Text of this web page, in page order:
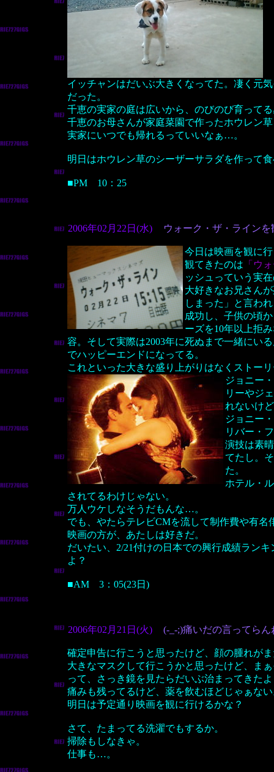
イッチャンはだいぶ大きくなってた。凄く元
だった。
千恵の実家の庭は広いから、のびのび育って
千恵のお母さんが家庭菜園で作ったホウレン
実家にいつでも帰れるっていいなぁ…。
明日はホウレン草のシーザーサラダを作って
■PM 10：25
2006年02月22日(水) ウォーク・ザ・ラインを
今日は映画を観に
観てきたのは 「ウ
ッシュっていう実
大好きなお兄さん
しまった」と言わ
成功し、子供の頃
ーズを10年以上拒
容。そして実際は2003年に死ぬまで一緒にい
でハッピーエンドになってる。
これといった大きな盛り上がりはなくストー
ジョニー
リーやジ
れないけ
ジョニー
リバー・
演技は素
てたし。
た。
ホテル・
されてるわけじゃない。
万人ウケしなそうだもんな…。
でも、やたらテレビCMを流して制作費や有
映画の方が、あたしは好きだ。
だいたい、2/21付けの日本での興行成績ラン
よ？
■AM 3：05(23日)
2006年02月21日(火) (-_-;)痛いだの言ってらん
確定申告に行こうと思ったけど、顔の腫れが
大きなマスクして行こうかと思ったけど、ま
って、さっき鏡を見たらだいぶ治まってきた
痛みも残ってるけど、薬を飲むほどじゃぁな
明日は予定通り映画を観に行けるかな？
さて、たまってる洗濯でもするか。
掃除もしなきゃ。
仕事も…。